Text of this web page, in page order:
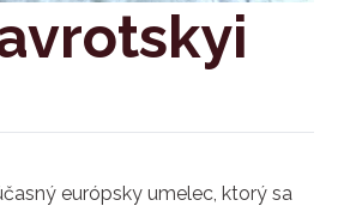
európsky umelec, ktorý sa